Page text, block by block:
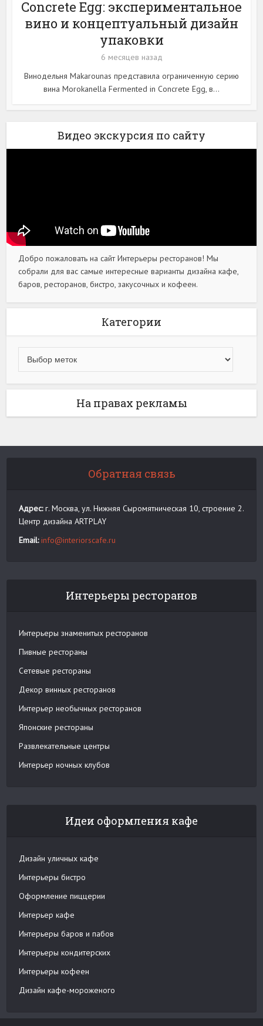
Concrete Egg: экспериментальное
вино и концептуальный дизайн
упаковки
6 месяцев назад
Винодельня Makarounas представила ограниченную серию
вина Morokanella Fermented in Concrete Egg, в...
Видео экскурсия по сайту
Добро пожаловать на сайт Интерьеры ресторанов! Мы
собрали для вас самые интересные варианты дизайна кафе,
баров, ресторанов, бистро, закусочных и кофеен.
Категории
На правах рекламы
Обратная связь
Адрес:г. Москва, ул. Нижняя Сыромятническая 10, строение 2.
Центр дизайна ARTPLAY
Email: info@interiorscafe.ru
Интерьеры ресторанов
Интерьеры знаменитых ресторанов
Пивные рестораны
Сетевые рестораны
Декор винных ресторанов
Интерьер необычных ресторанов
Японские рестораны
Развлекательные центры
Интерьер ночных клубов
Идеи оформления кафе
Дизайн уличных кафе
Интерьеры бистро
Оформление пиццерии
Интерьер кафе
Интерьеры баров и пабов
Интерьеры кондитерских
Интерьеры кофеен
Дизайн кафе-мороженого